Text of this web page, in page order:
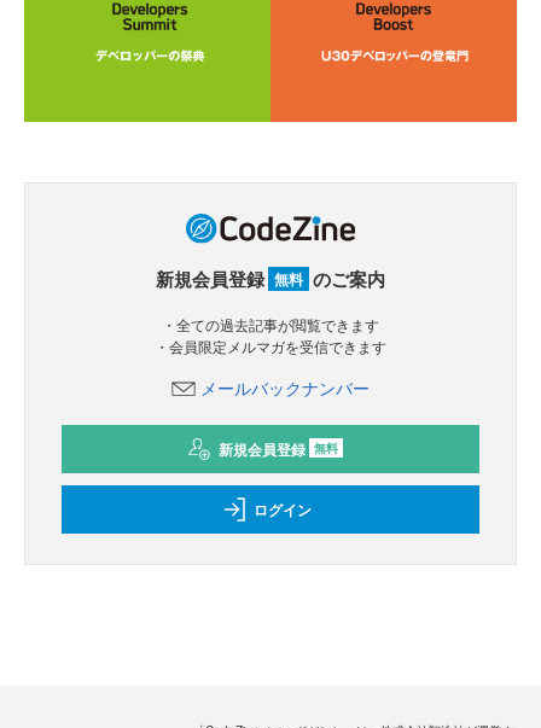
新規会員登録 無料 のご案内
・全ての過去記事が閲覧できます
・会員限定メルマガを受信できます
メールバックナンバー
新規会員登録 無料
ログイン